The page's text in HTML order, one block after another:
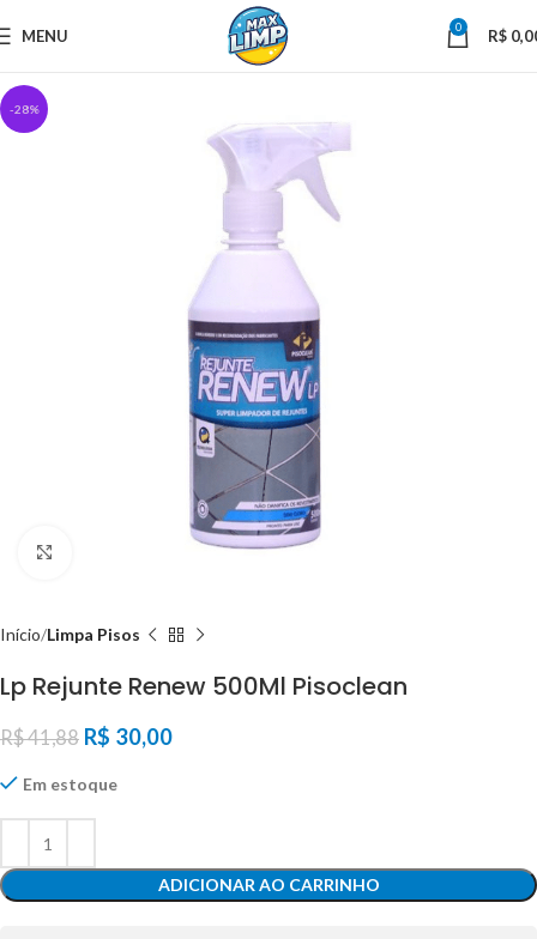
MENU 0 R$
-28%
Início Limpa Pisos
Lp Rejunte Renew 500Ml Pisoclean
R$41,88 R$ 30,00
Em estoque
ADICIONAR AO CARRINHO